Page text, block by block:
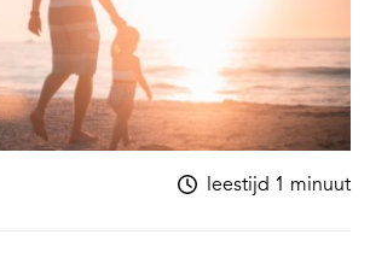
leestijd 1 minuut